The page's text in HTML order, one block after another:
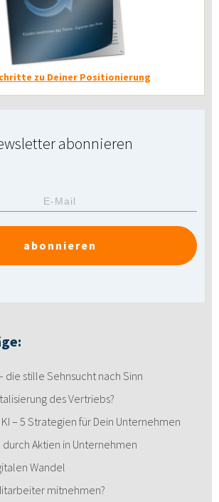
zu Deiner Positionierung
abonnieren
abonnieren
die stille Sehnsucht nach Sinn
des Vertriebs?
– 5 Strategien für Dein Unternehmen
Aktien in Unternehmen
Wandel
mitnehmen?